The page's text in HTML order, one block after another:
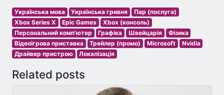
Українська мова Українська гривня
Пар (послуга)
Xbox Series X
Epic Games
Xbox (консоль)
Персональний комп'ютер
Графіка Швейцарія
Фізика
Відеоігрова приставка
Трейлер (промо) Microsoft
Nvidia
Драйвер пристрою
Локалізація
Related posts